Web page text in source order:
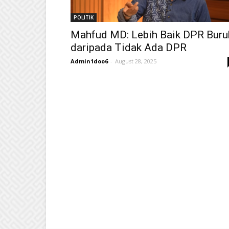
POLITIK
Mahfud MD: Lebih Baik DPR
daripada Tidak Ada DPR
Admin1doo6 - August 28, 2025